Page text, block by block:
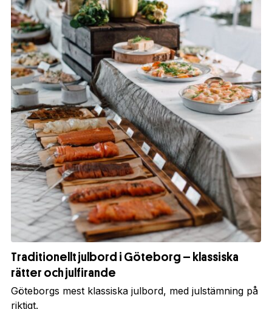
Traditionellt julbord i Göteborg – klassiska
rätter och julfirande
Göteborgs mest klassiska julbord, med julstämning på
riktigt.